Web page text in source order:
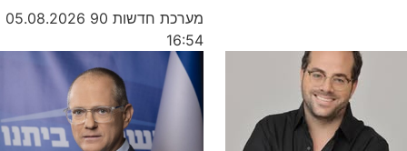
מערכת חדשות 90
05.08.2026
16:54